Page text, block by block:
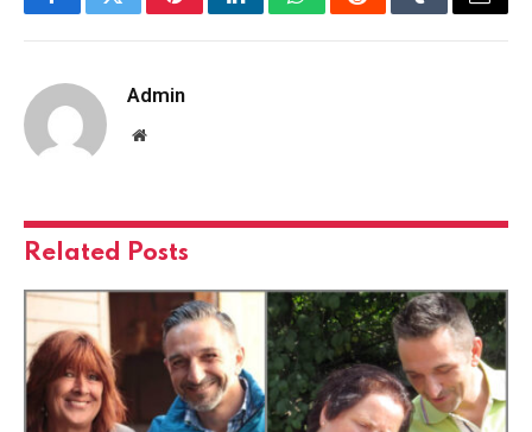
FacebookTwitterPinterestLinkedInWhatsAppRedditTumblrEmail
Admin
Website
Related Posts